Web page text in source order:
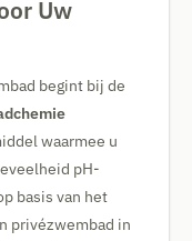
Uw
begint bij de
waarmee u
pH-
basis van het
privézwembad in